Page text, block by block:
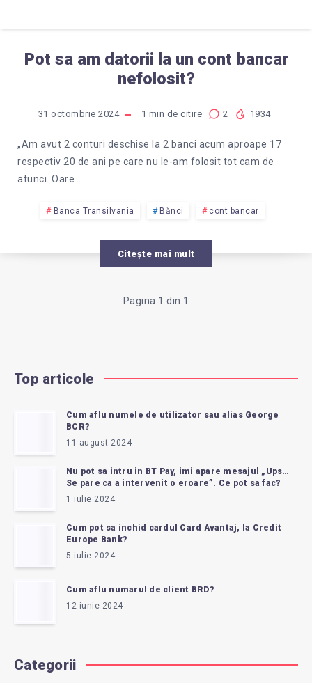
Pot sa am datorii la un cont bancar
nefolosit?
31 octombrie 2024 1 min de citire 2 1934
„Am avut 2 conturi deschise la 2 banci acum aproape 17
respectiv 20 de ani pe care nu le-am folosit tot cam de
atunci. Oare…
Banca Transilvania Bănci cont bancar
Citește mai mult
Pagina 1 din 1
Top articole
Cum aflu numele de utilizator sau alias George
BCR?
11 august 2024
Nu pot sa intru in BT Pay, imi apare mesajul „Ups…
Se pare ca a intervenit o eroare”. Ce pot sa fac?
1 iulie 2024
Cum pot sa inchid cardul Card Avantaj, la Credit
Europe Bank?
5 iulie 2024
Cum aflu numarul de client BRD?
12 iunie 2024
Categorii